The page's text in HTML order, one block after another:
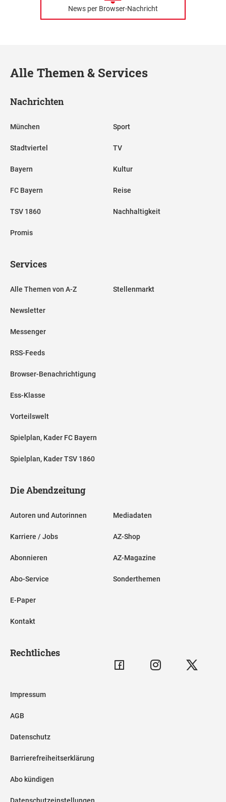
News per Browser-Nachricht
Alle Themen & Services
Nachrichten
München
Stadtviertel
Bayern
FC Bayern
TSV 1860
Promis
Sport
TV
Kultur
Reise
Nachhaltigkeit
Services
Alle Themen von A-Z
Newsletter
Messenger
RSS-Feeds
Browser-Benachrichtigung
Ess-Klasse
Vorteilswelt
Spielplan, Kader FC Bayern
Spielplan, Kader TSV 1860
Stellenmarkt
Die Abendzeitung
Autoren und Autorinnen
Karriere / Jobs
Abonnieren
Abo-Service
E-Paper
Kontakt
Mediadaten
AZ-Shop
AZ-Magazine
Sonderthemen
Rechtliches
Impressum
AGB
Datenschutz
Barrierefreiheitserklärung
Abo kündigen